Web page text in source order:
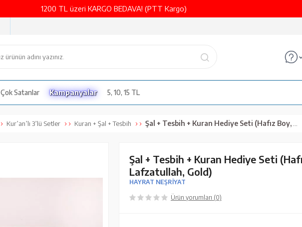
1200 TL üzeri KARGO BEDAVA! (PTT Kargo)
Çok Satanlar Kampanyalar 5, 10, 15 TL
Kur’an’lı 3’lü Setler Kuran + Şal + Tesbih Şal + Tesbih + Kuran Hediye Seti (Hafız Boy, Kadife, Şems Lafzatullah, Gold)
Şal + Tesbih + Kuran Hediye Seti
Lafzatullah, Gold)
HAYRAT NEŞRİYAT
Ürün yorumları (0)